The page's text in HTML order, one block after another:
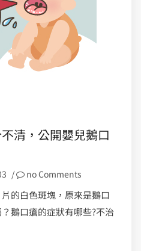
清，公開嬰兒鵝口
/ no Comments
的白色斑塊，原來是鵝口
鵝口瘡的症狀有哪些?不治